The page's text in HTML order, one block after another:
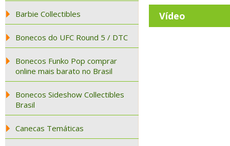
Barbie Collectibles
Bonecos do UFC Round 5 / DTC
Bonecos Funko Pop comprar
online mais barato no Brasil
Bonecos Sideshow Collectibles
Brasil
Canecas Temáticas
Vídeo